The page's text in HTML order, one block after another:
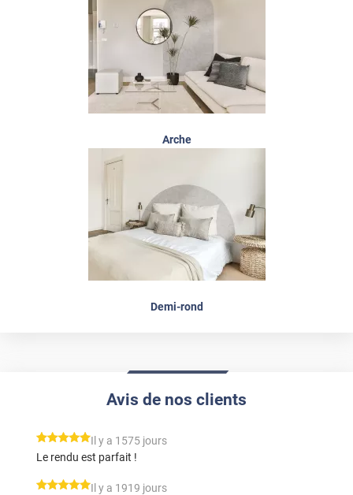
Arche
Demi-rond
Avis de nos clients
*****
Il y a 1575 jours
Le rendu est parfait !
*****
Il y a 1919 jours